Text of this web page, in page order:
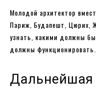
Молодой архитектор
Париж, Будапешт, Цюрих,
узнать, какими должны
должны функционировать.
Дальнейшая